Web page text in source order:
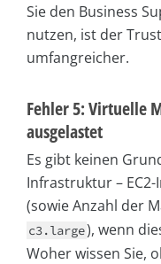
Sie den Business
nutzen, ist der
umfangreicher.
Fehler 5: Virtuelle
ausgelastet
Es gibt keinen
Infrastruktur –
(sowie Anzahl der
c3.large), wenn
Woher wissen Sie,